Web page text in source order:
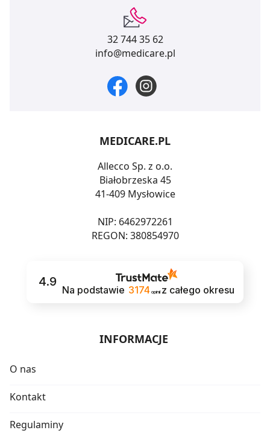
32 744 35 62
info@medicare.pl
MEDICARE.PL
Allecco Sp. z o.o.
Białobrzeska 45
41-409 Mysłowice
NIP: 6462972261
REGON: 380854970
4.9
Na podstawie 3174 opinii z całego okresu
INFORMACJE
O nas
Kontakt
Regulaminy